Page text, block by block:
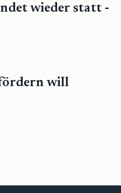
wieder statt -
will